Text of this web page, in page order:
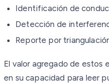
Identificación de
Detección de
Reporte por
El valor agregado de estos
en su capacidad para leer